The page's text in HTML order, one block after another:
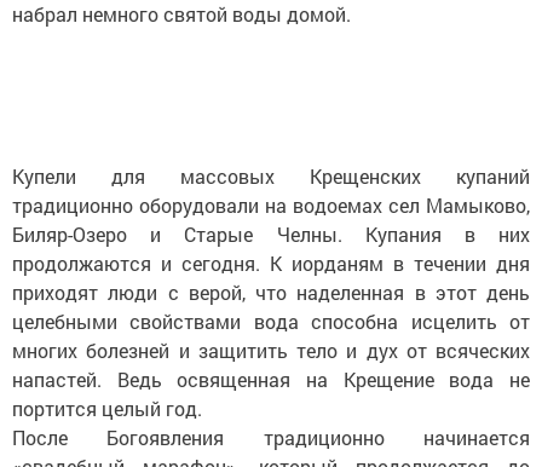
набрал немного святой воды домой.
Купели для массовых Крещенских купаний
традиционно оборудовали на водоемах сел Мамыково,
Биляр-Озеро и Старые Челны. Купания в них
продолжаются и сегодня. К иорданям в течении дня
приходят люди с верой, что наделенная в этот день
целебными свойствами вода способна исцелить от
многих болезней и защитить тело и дух от всяческих
напастей. Ведь освященная на Крещение вода не
портится целый год.
После Богоявления традиционно начинается